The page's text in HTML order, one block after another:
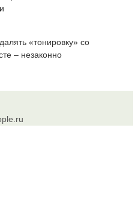
«тонировку» со
– незаконно